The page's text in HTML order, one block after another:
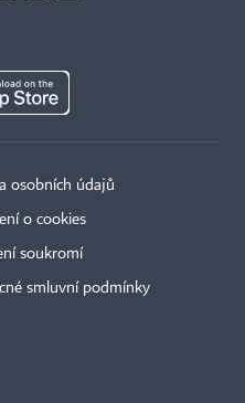
osobních údajů
o cookies
soukromí
smluvní podmínky